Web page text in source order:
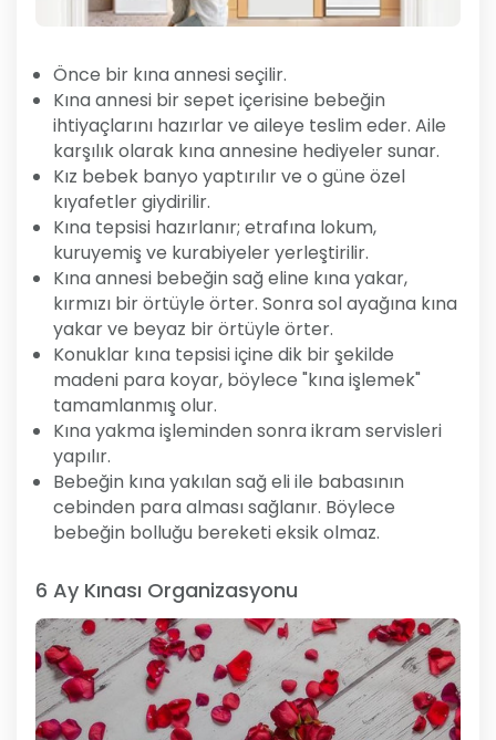
Önce bir kına annesi seçilir.
Kına annesi bir sepet içerisine bebeğin
ihtiyaçlarını hazırlar ve aileye teslim eder. Aile
karşılık olarak kına annesine hediyeler sunar.
Kız bebek banyo yaptırılır ve o güne özel
kıyafetler giydirilir.
Kına tepsisi hazırlanır; etrafına lokum,
kuruyemiş ve kurabiyeler yerleştirilir.
Kına annesi bebeğin sağ eline kına yakar,
kırmızı bir örtüyle örter. Sonra sol ayağına kına
yakar ve beyaz bir örtüyle örter.
Konuklar kına tepsisi içine dik bir şekilde
madeni para koyar, böylece "kına işlemek"
tamamlanmış olur.
Kına yakma işleminden sonra ikram servisleri
yapılır.
Bebeğin kına yakılan sağ eli ile babasının
cebinden para alması sağlanır. Böylece
bebeğin bolluğu bereketi eksik olmaz.
6 Ay Kınası Organizasyonu